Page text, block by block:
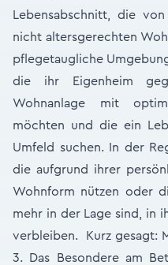
Lebensabschnitt, die
nicht altersgerechten
pflegetaugliche
die ihr Eigenheim
Wohnanlage mit
möchten und die ein
Umfeld suchen. In der
die aufgrund ihrer
Wohnform nützen oder
mehr in der Lage sind, in
verbleiben. Kurz gesagt:
3. Das Besondere am